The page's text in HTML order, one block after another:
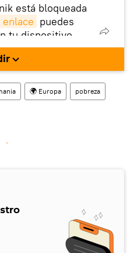
está bloqueada
enlace puedes
tu dispositivo
🌍 Europa pobreza